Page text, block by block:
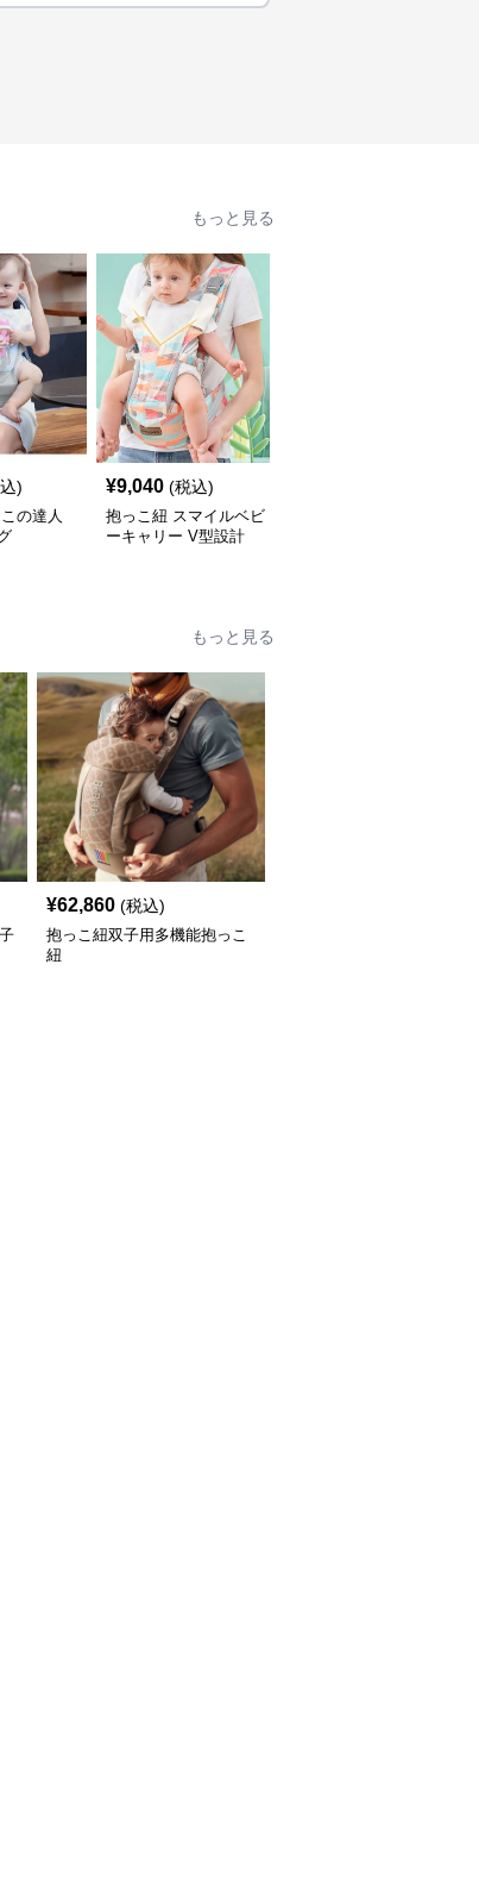
もっと見る
)
の達人
¥9,040 (税込)
抱っこ紐 スマイルベビ
ーキャリー V型設計
もっと見る
¥62,860 (税込)
抱っこ紐双子用多機能抱っこ
紐